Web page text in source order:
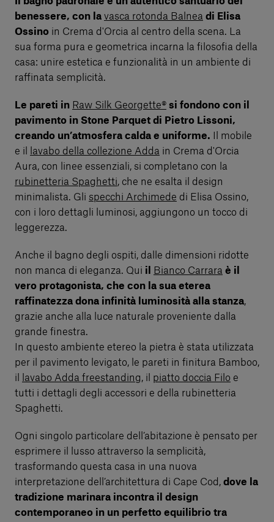
benessere, con la vasca rotonda Balnea di Elisa
Ossino in Crema d'Orcia al centro della scena. La
sua forma pura e geometrica incarna la filosofia della
casa: unire estetica e funzionalità in un ambiente di
raffinata semplicità.
Le pareti in Raw Silk Georgette® si fondono con il
pavimento in Stone Parquet di Pietro Lissoni,
creando un’atmosfera calda e uniforme. Il mobile
e il
lavabo della collezione Adda in Crema d'Orcia
Aura, con linee essenziali, si completano con la
rubinetteria Spaghetti, che ne esalta il design
minimalista. Gli specchi Archimede di Elisa Ossino,
con i loro dettagli luminosi, aggiungono un tocco di
leggerezza.
Anche il bagno degli ospiti, dalle dimensioni ridotte
non manca di eleganza. Qui il Bianco Carrara è il
vero protagonista, che con la sua eterea
raffinatezza dona infinità luminosità alla stanza,
grazie anche alla luce naturale proveniente dalla
grande finestra.
In questo ambiente etereo la pietra è stata utilizzata
per il pavimento levigato, le pareti in finitura Bamboo,
il
lavabo Adda freestanding, il piatto doccia Filo e
tutti i dettagli degli accessori e della rubinetteria
Spaghetti.
Ogni singolo particolare dell’abitazione è pensato per
esprimere il lusso attraverso la semplicità,
trasformando questa casa in una nuova
interpretazione dell’architettura di Cape Cod, dove la
tradizione marinara incontra il design
contemporaneo in un perfetto equilibrio tra